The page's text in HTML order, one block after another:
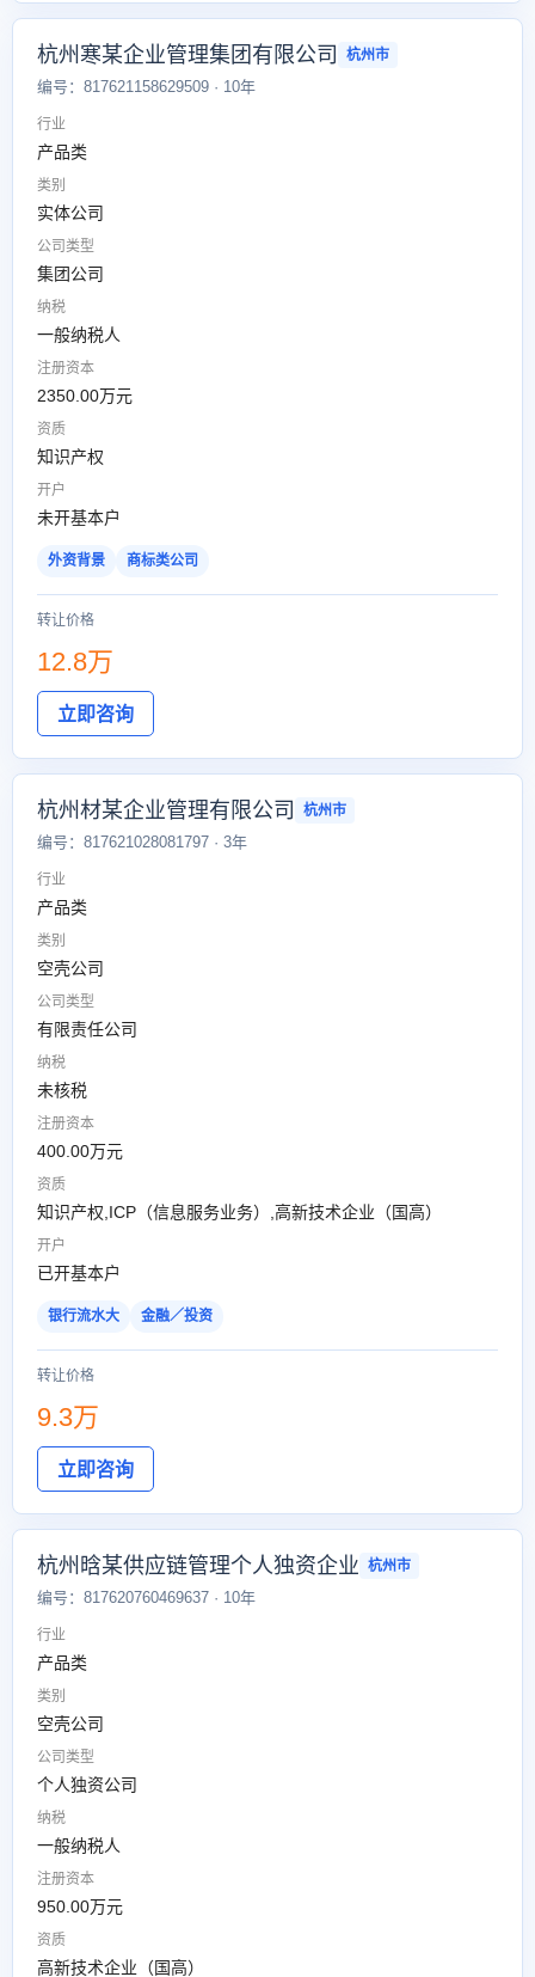
杭州寒某企业管理集团有限公司 杭州市
编号：817621158629509 · 10年
行业
产品类
类别
实体公司
公司类型
集团公司
纳税
一般纳税人
注册资本
2350.00万元
资质
知识产权
开户
未开基本户
外资背景 商标类公司
转让价格
12.8万
立即咨询
杭州材某企业管理有限公司 杭州市
编号：817621028081797 · 3年
行业
产品类
类别
空壳公司
公司类型
有限责任公司
纳税
未核税
注册资本
400.00万元
资质
知识产权,ICP（信息服务业务）,高新技术企业（国高）
开户
已开基本户
银行流水大 金融／投资
转让价格
9.3万
立即咨询
杭州晗某供应链管理个人独资企业 杭州市
编号：817620760469637 · 10年
行业
产品类
类别
空壳公司
公司类型
个人独资公司
纳税
一般纳税人
注册资本
950.00万元
资质
高新技术企业（国高）